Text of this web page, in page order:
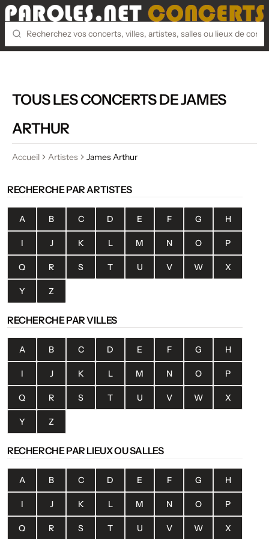
TOUS LES CONCERTS DE JAMES
ARTHUR
Accueil Artistes James Arthur
RECHERCHE PAR ARTISTES
A B C D E F G H
I J K L M N O P
Q R S T U V W X
Y Z
RECHERCHE PAR VILLES
A B C D E F G H
I J K L M N O P
Q R S T U V W X
Y Z
RECHERCHE PAR LIEUX OU SALLES
A B C D E F G H
I J K L M N O P
Q R S T U V W X